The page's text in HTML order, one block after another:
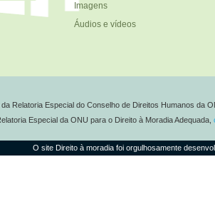
Imagens
Áudios e vídeos
Relatoria Especial do Conselho de Direitos Humanos da
Especial da ONU para o Direito à Moradia Adequada,
O site Direito à moradia foi orgulhosamente